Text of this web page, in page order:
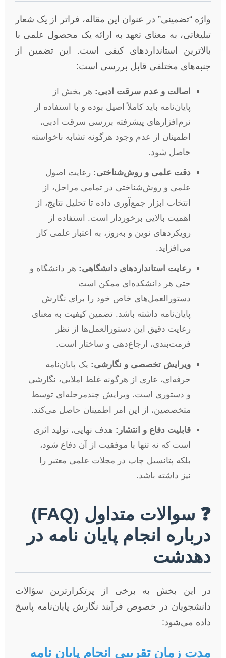
واژه “تضمینی” در عنوان این مقاله، فراتر از یک شعار
تبلیغاتی، به معنای تعهد به ارائه یک محصول علمی با
بالاترین استانداردهای کیفی است. این تضمین از
جنبه‌های مختلفی قابل بررسی است:
اصالت و عدم سرقت ادبی: هر بخش از
پایان‌نامه باید کاملاً اصیل بوده و با استفاده از
نرم‌افزارهای پیشرفته بررسی سرقت ادبی،
اطمینان از عدم وجود هرگونه تشابه ناخواسته
حاصل شود.
دقت علمی و روش‌شناختی: رعایت اصول
علمی و روش‌شناختی در تمامی مراحل، از
انتخاب ابزار جمع‌آوری داده تا تحلیل نتایج، از
اهمیت بالایی برخوردار است. استفاده از
رویکردهای نوین و به‌روز، به اعتبار علمی کار
می‌افزاید.
رعایت استانداردهای دانشگاهی: هر دانشگاه و
حتی هر دانشکده‌ای ممکن است
دستورالعمل‌های خاص خود را برای نگارش
پایان‌نامه داشته باشد. تضمین کیفیت به معنای
رعایت دقیق این دستورالعمل‌ها از نظر
فرمت‌بندی، ارجاع‌دهی و ساختار است.
ویرایش تخصصی و نگارشی: یک پایان‌نامه
حرفه‌ای، عاری از هرگونه غلط املایی، نگارشی
و دستوری است. ویرایش چندمرحله‌ای توسط
متخصصین، از این امر اطمینان حاصل می‌کند.
قابلیت دفاع و انتشار: هدف نهایی، تولید اثری
است که نه تنها با موفقیت از آن دفاع شود،
بلکه پتانسیل چاپ در مجلات علمی معتبر را
نیز داشته باشد.
❓ سوالات متداول (FAQ)
درباره انجام پایان نامه در
دهدشت
در این بخش به برخی از پرتکرارترین سؤالات
دانشجویان در خصوص فرآیند نگارش پایان‌نامه پاسخ
داده می‌شود:
مدت زمان تقریبی انجام پایان نامه